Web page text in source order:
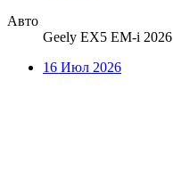
Авто
Geely EX5 EM-i 2026
16 Июл 2026